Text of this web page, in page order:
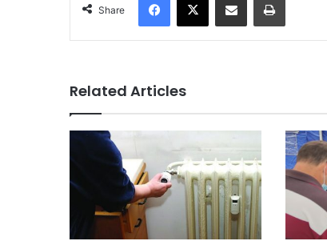
Share
Related Articles